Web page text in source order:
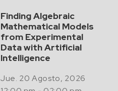
Finding Algebraic
Mathematical Models
from Experimental
Data with Artificial
Intelligence
Jue. 20 Agosto, 2026